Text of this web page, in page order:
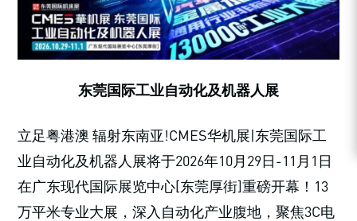
东莞国际工业自动化及机器人展
立足粤港澳 辐射东南亚!CMES华机展|东莞国际工
业自动化及机器人展将于2026年10月29日-11月1日
在广东现代国际展览中心[东莞厚街]重磅开幕！13
万平米专业大展，深入自动化产业腹地，聚焦3C电